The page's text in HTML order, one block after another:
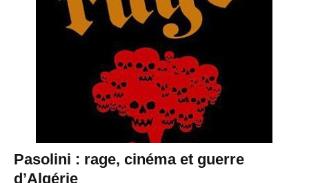
Pasolini : rage, cinéma et guerre
d’Algérie